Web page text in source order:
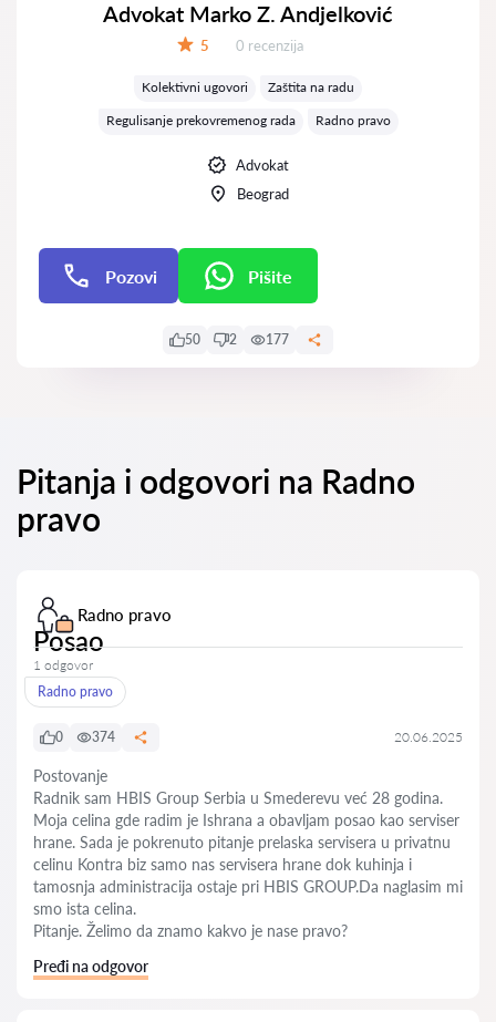
Advokat Marko Z. Andjelković
5 Recenzija:
0 recenzija
Kolektivni ugovori
Zaštita na radu
Regulisanje prekovremenog rada
Radno pravo
Advokat
Beograd
Pozovi Pišite
50 2 177
Pitanja i odgovori na Radno
pravo
Radno pravo
Posao
1 odgovor
Radno pravo
0 374 20.06.2025
Postovanje
Radnik sam HBIS Group Serbia u Smederevu već 28 godina.
Moja celina gde radim je Ishrana a obavljam posao kao serviser
hrane. Sada je pokrenuto pitanje prelaska servisera u privatnu
celinu Kontra biz samo nas servisera hrane dok kuhinja i
tamosnja administracija ostaje pri HBIS GROUP.Da naglasim mi
smo ista celina.
Pitanje. Želimo da znamo kakvo je nase pravo?
Pređi na odgovor